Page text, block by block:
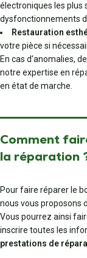
électroniques les plus
dysfonctionnements
Restauration
votre pièce si
En cas d’anomalies,
notre expertise en
en état de marche.
Comment
la réparation
Pour faire réparer le
nous vous proposons
Vous pourrez ainsi
inscrire toutes les
prestations de